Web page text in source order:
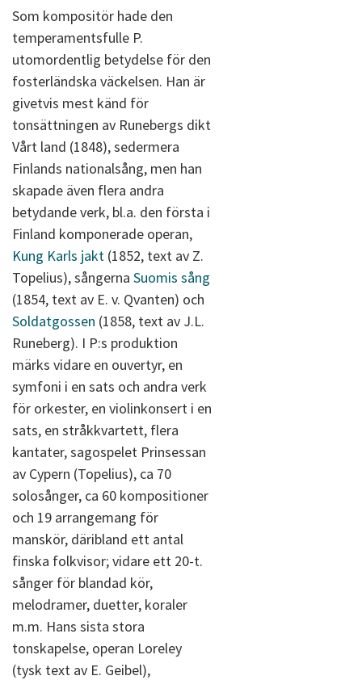
Som kompositör hade den
temperamentsfulle P.
utomordentlig betydelse för den
fosterländska väckelsen. Han är
givetvis mest känd för
tonsättningen av Runebergs dikt
Vårt land (1848), sedermera
Finlands nationalsång, men han
skapade även flera andra
betydande verk, bl.a. den första i
Finland komponerade operan,
Kung Karls jakt (1852, text av Z.
Topelius), sångerna Suomis sång
(1854, text av E. v. Qvanten) och
Soldatgossen (1858, text av J.L.
Runeberg). I P:s produktion
märks vidare en ouvertyr, en
symfoni i en sats och andra verk
för orkester, en violinkonsert i en
sats, en stråkkvartett, flera
kantater, sagospelet Prinsessan
av Cypern (Topelius), ca 70
solosånger, ca 60 kompositioner
och 19 arrangemang för
manskör, däribland ett antal
finska folkvisor; vidare ett 20-t.
sånger för blandad kör,
melodramer, duetter, koraler
m.m. Hans sista stora
tonskapelse, operan Loreley
(tysk text av E. Geibel),